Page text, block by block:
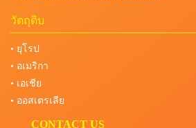
วัตถุดิบ
• ยุโรป
• อเมริกา
• เอเชีย
• ออสเตรเลีย
CONTACT US